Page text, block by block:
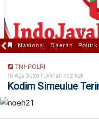
Nasional Daerah Politik
TNI-POLRI
10 Ags 2020 | Dilihat: 792 Kali
Kodim Simeulue